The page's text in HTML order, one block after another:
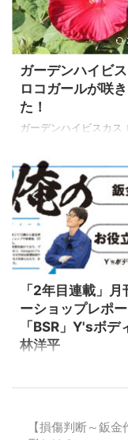
2】2019年3月号ボデー
プレポート ▲38ペー
載予告」に僕の簡単な
回】2019年4月号ボデ
プレポート 連載開始！
Session.1 好きこそ物の
れ ▲P92～P93の2ペー
いてます。（衝撃的な
含む） 【第2回】201
ガーデンハイビ
ロコガールが咲
た！
ガーデンハイビスカス
ーデンハイビスカス ロ
ル」の動画です。 分
イ科トロロアオイ属 株
一年草 ご覧のようにイ
トのある大きな花が咲
特長です。 ハイビスカ
で暑さに強く1日花で
日次々と花が咲きます
ビスカスの通常品種は
を超えるため鉢植えで
のが困難ですが、この
非常にコンパクトで、
ターで楽しん ...
「2年目連載」月
ーショップレポ
「BSR」Y'sボデ
林洋平
号ボデーショップレポ
【損傷判断～鈑